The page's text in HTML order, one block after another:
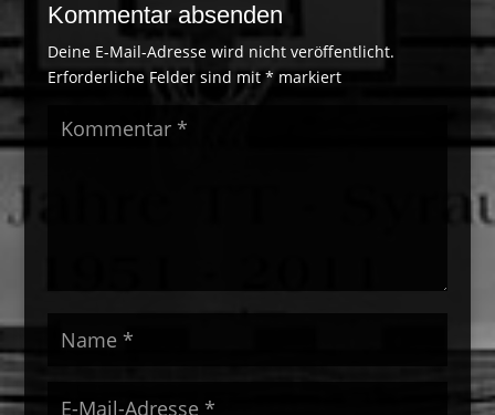
Kommentar absenden
Deine E-Mail-Adresse wird nicht veröffentlicht.
Erforderliche Felder sind mit * markiert